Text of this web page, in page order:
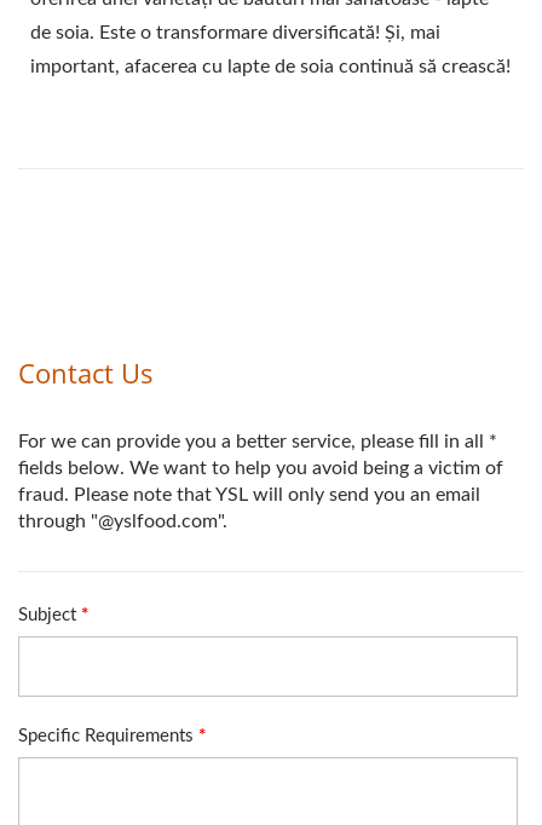
de soia. Este o transformare diversificată! Și, mai
important, afacerea cu lapte de soia continuă să crească!